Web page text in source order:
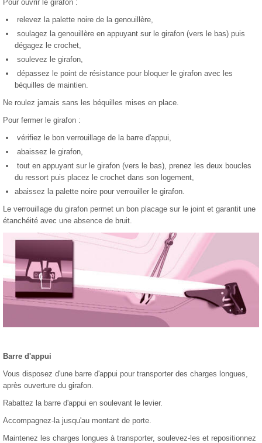
Pour ouvrir le girafon :
relevez la palette noire de la genouillère,
soulagez la genouillère en appuyant sur le girafon (vers le bas) puis
dégagez le crochet,
soulevez le girafon,
dépassez le point de résistance pour bloquer le girafon avec les
béquilles de maintien.
Ne roulez jamais sans les béquilles mises en place.
Pour fermer le girafon :
vérifiez le bon verrouillage de la barre d'appui,
abaissez le girafon,
tout en appuyant sur le girafon (vers le bas), prenez les deux boucles
du ressort puis placez le crochet dans son logement,
abaissez la palette noire pour verrouiller le girafon.
Le verrouillage du girafon permet un bon placage sur le joint et garantit une
étanchéité avec une absence de bruit.
Barre d'appui
Vous disposez d'une barre d'appui pour transporter des charges longues,
après ouverture du girafon.
Rabattez la barre d'appui en soulevant le levier.
Accompagnez-la jusqu'au montant de porte.
Maintenez les charges longues à transporter, soulevez-les et repositionnez